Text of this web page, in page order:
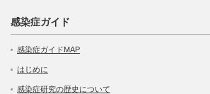
感染症ガイド
感染症ガイドMAP
はじめに
感染症研究の歴史について